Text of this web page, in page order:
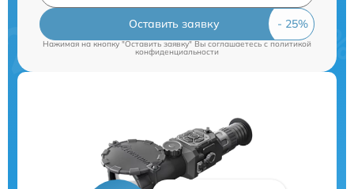
Оставить заявку
Нажимая на кнопку "Оставить заявку" Вы соглашаетесь cполитикой
конфиденциальности